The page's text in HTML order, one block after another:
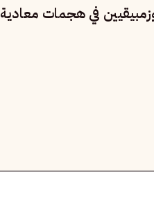
إفريقيا.. مقتل 5 موزمبيقيين في هجمات معادية